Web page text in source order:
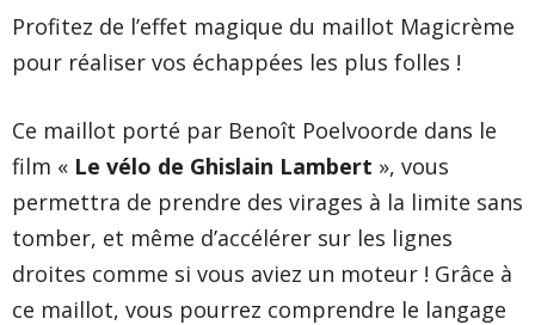
Profitez de l’effet magique du maillot Magicrème
pour réaliser vos échappées les plus folles !
Ce maillot porté par Benoît Poelvoorde dans le
film « Le vélo de Ghislain Lambert », vous
permettra de prendre des virages à la limite sans
tomber, et même d’accélérer sur les lignes
droites comme si vous aviez un moteur ! Grâce à
ce maillot, vous pourrez comprendre le langage